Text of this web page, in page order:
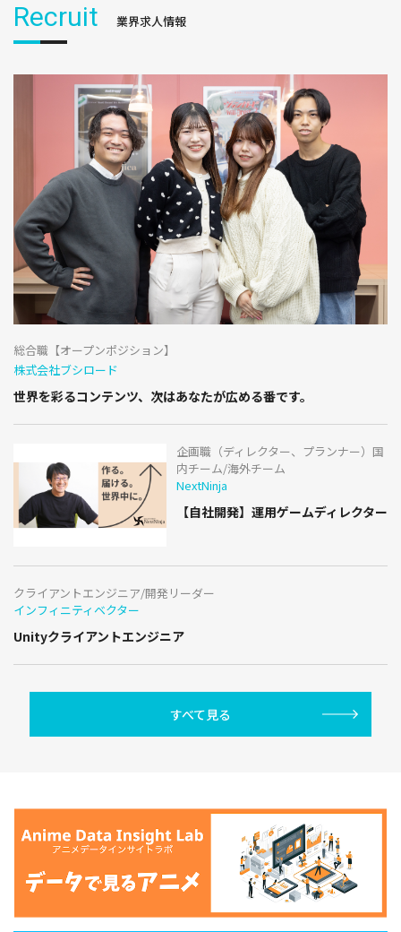
Recruit 業界求人情報
総合職【オープンポジション】
株式会社ブシロード
世界を彩るコンテンツ、次はあなたが広める番です。
企画職（ディレクター、プランナー）国
内チーム/海外チーム
NextNinja
【自社開発】運用ゲームディレクター
クライアントエンジニア/開発リーダー
インフィニティベクター
Unityクライアントエンジニア
すべて見る